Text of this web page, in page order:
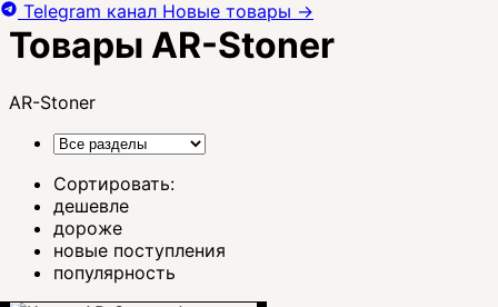
Товары AR-Stoner
AR-Stoner
Сортировать:
дешевле
дороже
новые поступления
популярность
Telegram канал Новые товары →